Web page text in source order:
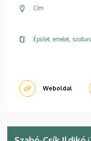
Cím
Épület, emelet,
Weboldal